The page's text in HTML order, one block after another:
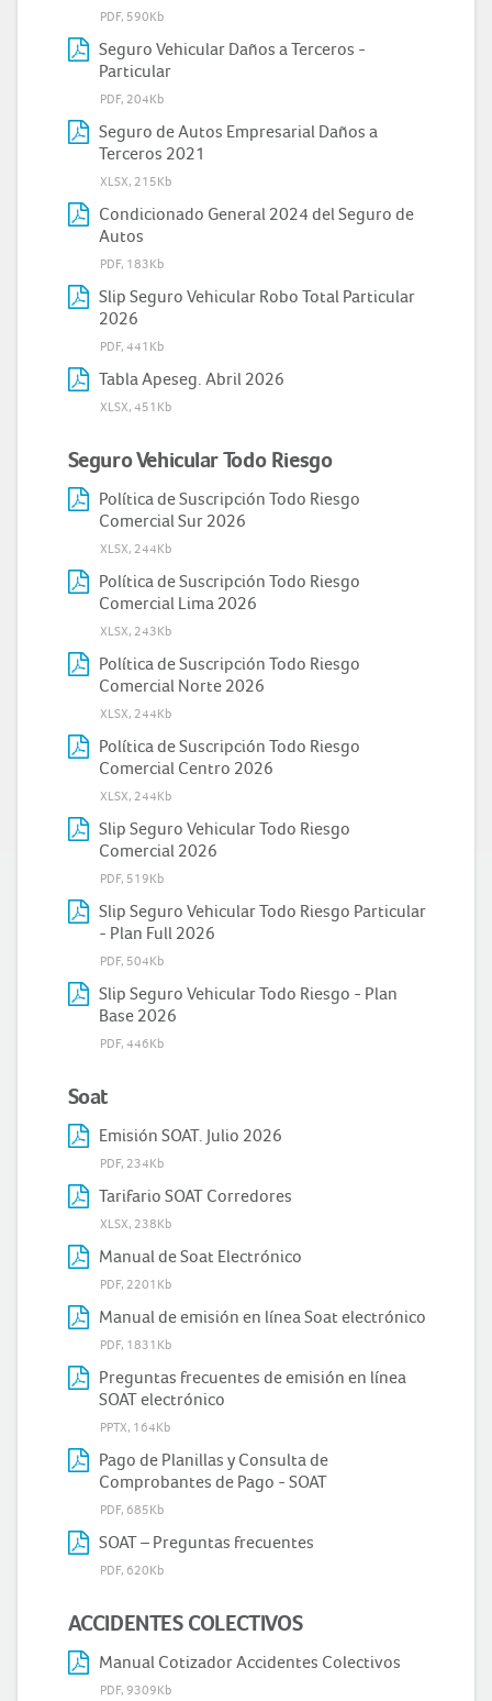
PDF, 590Kb
Seguro Vehicular Daños a Terceros -
Particular
PDF, 204Kb
Seguro de Autos Empresarial Daños a
Terceros 2021
XLSX, 215Kb
Condicionado General 2024 del Seguro de
Autos
PDF, 183Kb
Slip Seguro Vehicular Robo Total Particular
2026
PDF, 441Kb
Tabla Apeseg. Abril 2026
XLSX, 451Kb
Seguro Vehicular Todo Riesgo
Política de Suscripción Todo Riesgo
Comercial Sur 2026
XLSX, 244Kb
Política de Suscripción Todo Riesgo
Comercial Lima 2026
XLSX, 243Kb
Política de Suscripción Todo Riesgo
Comercial Norte 2026
XLSX, 244Kb
Política de Suscripción Todo Riesgo
Comercial Centro 2026
XLSX, 244Kb
Slip Seguro Vehicular Todo Riesgo
Comercial 2026
PDF, 519Kb
Slip Seguro Vehicular Todo Riesgo Particular
- Plan Full 2026
PDF, 504Kb
Slip Seguro Vehicular Todo Riesgo - Plan
Base 2026
PDF, 446Kb
Soat
Emisión SOAT. Julio 2026
PDF, 234Kb
Tarifario SOAT Corredores
XLSX, 238Kb
Manual de Soat Electrónico
PDF, 2201Kb
Manual de emisión en línea Soat electrónico
PDF, 1831Kb
Preguntas frecuentes de emisión en línea
SOAT electrónico
PPTX, 164Kb
Pago de Planillas y Consulta de
Comprobantes de Pago - SOAT
PDF, 685Kb
SOAT – Preguntas frecuentes
PDF, 620Kb
ACCIDENTES COLECTIVOS
Manual Cotizador Accidentes Colectivos
PDF, 9309Kb